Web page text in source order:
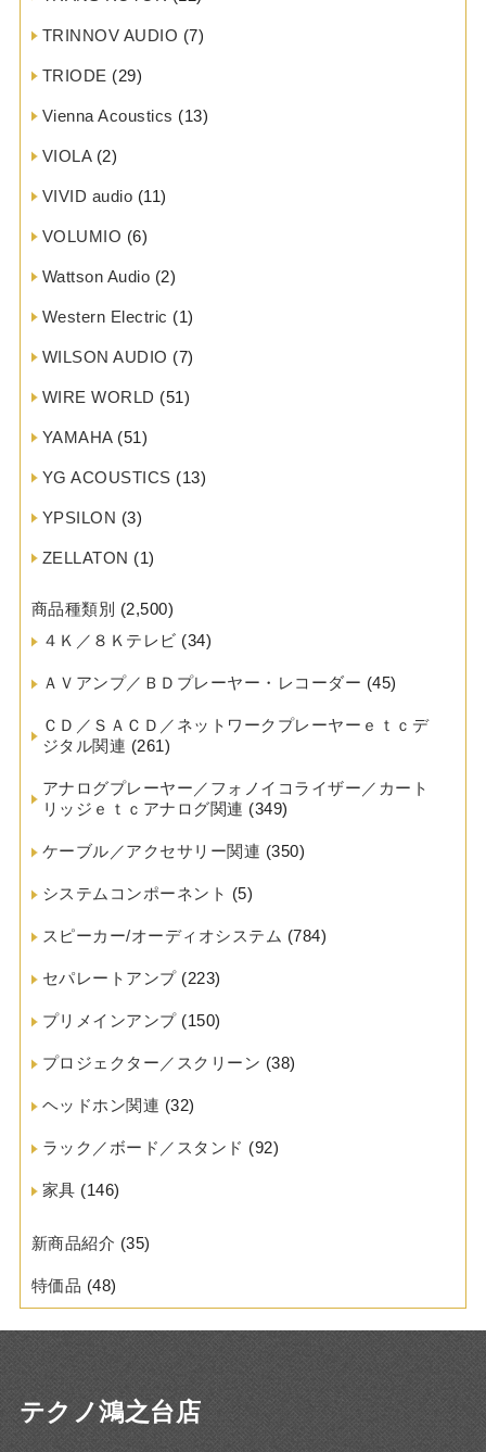
TRINNOV AUDIO (7)
TRIODE (29)
Vienna Acoustics (13)
VIOLA(2)
VIVID audio (11)
VOLUMIO (6)
Wattson Audio (2)
Western Electric (1)
WILSON AUDIO (7)
WIRE WORLD (51)
YAMAHA(51)
YG ACOUSTICS (13)
YPSILON (3)
ZELLATON (1)
商品種類別 (2,500)
４Ｋ／８Ｋテレビ (34)
ＡＶアンプ／ＢＤプレーヤー・レコーダー (45)
ＣＤ／ＳＡＣＤ／ネットワークプレーヤーｅｔｃデ
ジタル関連 (261)
アナログプレーヤー／フォノイコライザー／カート
リッジｅｔｃアナログ関連 (349)
ケーブル／アクセサリー関連 (350)
システムコンポーネント (5)
スピーカー/オーディオシステム (784)
セパレートアンプ(223)
プリメインアンプ(150)
プロジェクター／スクリーン (38)
ヘッドホン関連 (32)
ラック／ボード／スタンド (92)
家具 (146)
新商品紹介 (35)
特価品 (48)
テクノ鴻之台店